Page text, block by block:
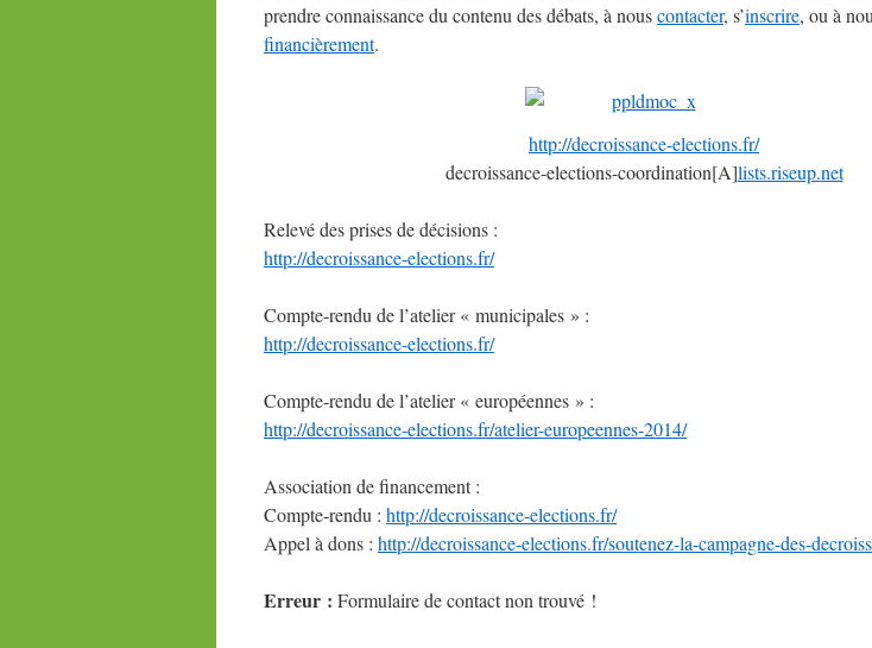
prendre connaissance du contenu des débats, à nouscontacter, s’inscrire, ou à
financièrement.
http://decroissance-elections.fr/
decroissance-elections-coordination[A]lists.riseup.net
Relevé des prises de décisions :
http://decroissance-elections.fr/
Compte-rendu de l’atelier « municipales » :
http://decroissance-elections.fr/
Compte-rendu de l’atelier « européennes » :
http://decroissance-elections.fr/atelier-europeennes-2014/
Association de financement :
Compte-rendu : http://decroissance-elections.fr/
Appel à dons : http://decroissance-elections.fr/soutenez-la-campagne-des-
Erreur : Formulaire de contact non trouvé !